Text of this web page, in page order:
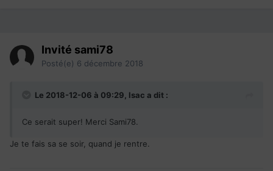
Invité sami78
Posté(e) 6 décembre 2018
Le 2018-12-06 à 09:29, lsac a dit :
Ce serait super! Merci Sami78.
Je te fais sa se soir, quand je rentre.